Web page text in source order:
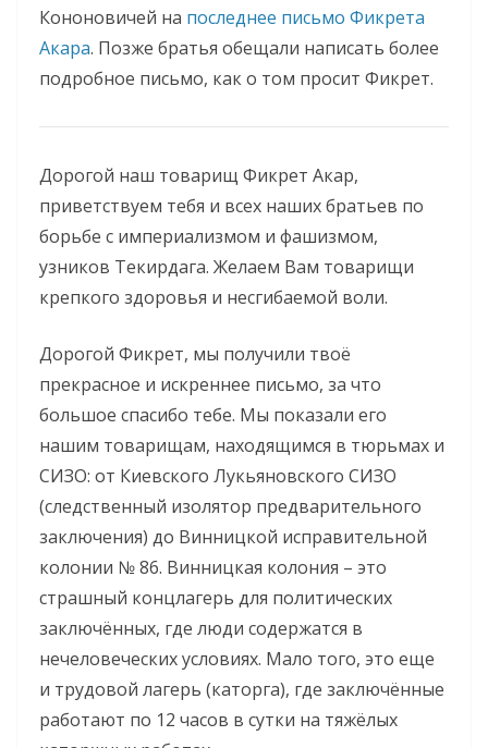
Кононовичей на последнее письмо Фикрета
Акара. Позже братья обещали написать более
подробное письмо, как о том просит Фикрет.
Дорогой наш товарищ Фикрет Акар,
приветствуем тебя и всех наших братьев по
борьбе с империализмом и фашизмом,
узников Текирдага. Желаем Вам товарищи
крепкого здоровья и несгибаемой воли.
Дорогой Фикрет, мы получили твоё
прекрасное и искреннее письмо, за что
большое спасибо тебе. Мы показали его
нашим товарищам, находящимся в тюрьмах и
СИЗО: от Киевского Лукьяновского СИЗО
(следственный изолятор предварительного
заключения) до Винницкой исправительной
колонии № 86. Винницкая колония – это
страшный концлагерь для политических
заключённых, где люди содержатся в
нечеловеческих условиях. Мало того, это еще
и трудовой лагерь (каторга), где заключённые
работают по 12 часов в сутки на тяжёлых